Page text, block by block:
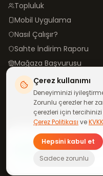
Topluluk
Mobil Uygulama
Nasıl Çalışır?
Sahte İndirim Raporu
Mağaza Başvurusu
©2026
Tüm
Çerez kullanımı
Deneyiminizi
Zorunlu çerezler her
çerezleri için tercihinizi
Çerez Politikası ve
Hepsini kabul et
Sadece zorunlu
Günün fırsatları
telefonuna
WhatsApp
katıl